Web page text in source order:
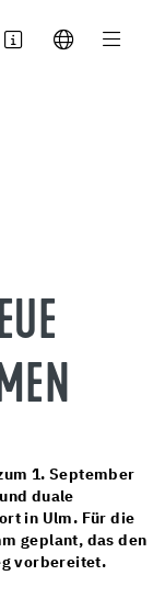
T
1. September
duale
in Ulm. Für die
geplant, das den
vorbereitet.